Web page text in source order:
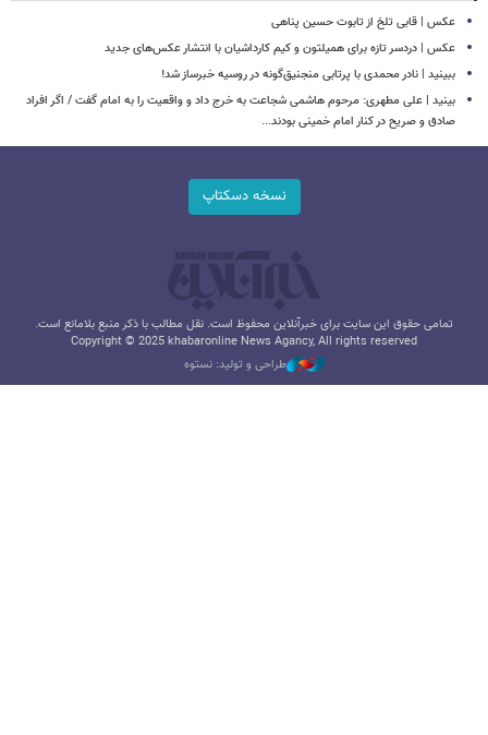
عکس | قابی تلخ از تابوت حسین پناهی
عکس | دردسر تازه برای همیلتون و کیم کارداشیان با انتشار عکس‌های جدید
ببینید | نادر محمدی با پرتابی منجنیق‌گونه در روسیه خبرساز شد!
بینید | علی مطهری: مرحوم هاشمی شجاعت به خرج داد و واقعیت را به امام گفت / اگر افراد
صادق و صریح در کنار امام خمینی بودند...
نسخه دسکتاپ
تمامی حقوق این سایت برای خبرآنلاین محفوظ است. نقل مطالب با ذکر منبع بلامانع است.
Copyright © 2025 khabaronline News Agancy, All rights reserved
طراحی و تولید: نستوه